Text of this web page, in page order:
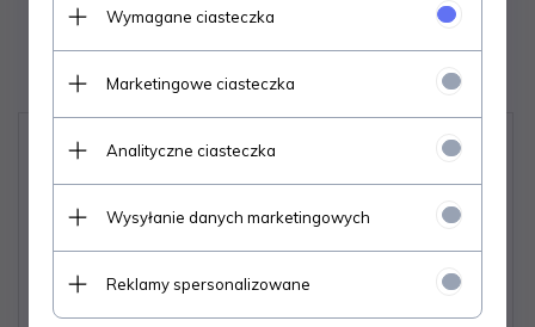
Polecamy
Wymagane ciasteczka
Marketingowe ciasteczka
Analityczne ciasteczka
Wysyłanie danych marketingowych
Reklamy spersonalizowane